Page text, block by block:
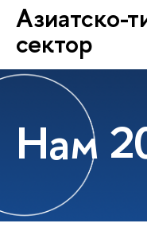
Азиатско-
сектор
Нам